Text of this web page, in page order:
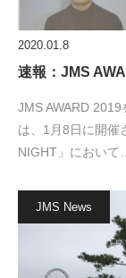
2020.01.8
速報：JMS
JMS AWARD 2019
は、1月8日に開催
NIGHT」において…
JMS News